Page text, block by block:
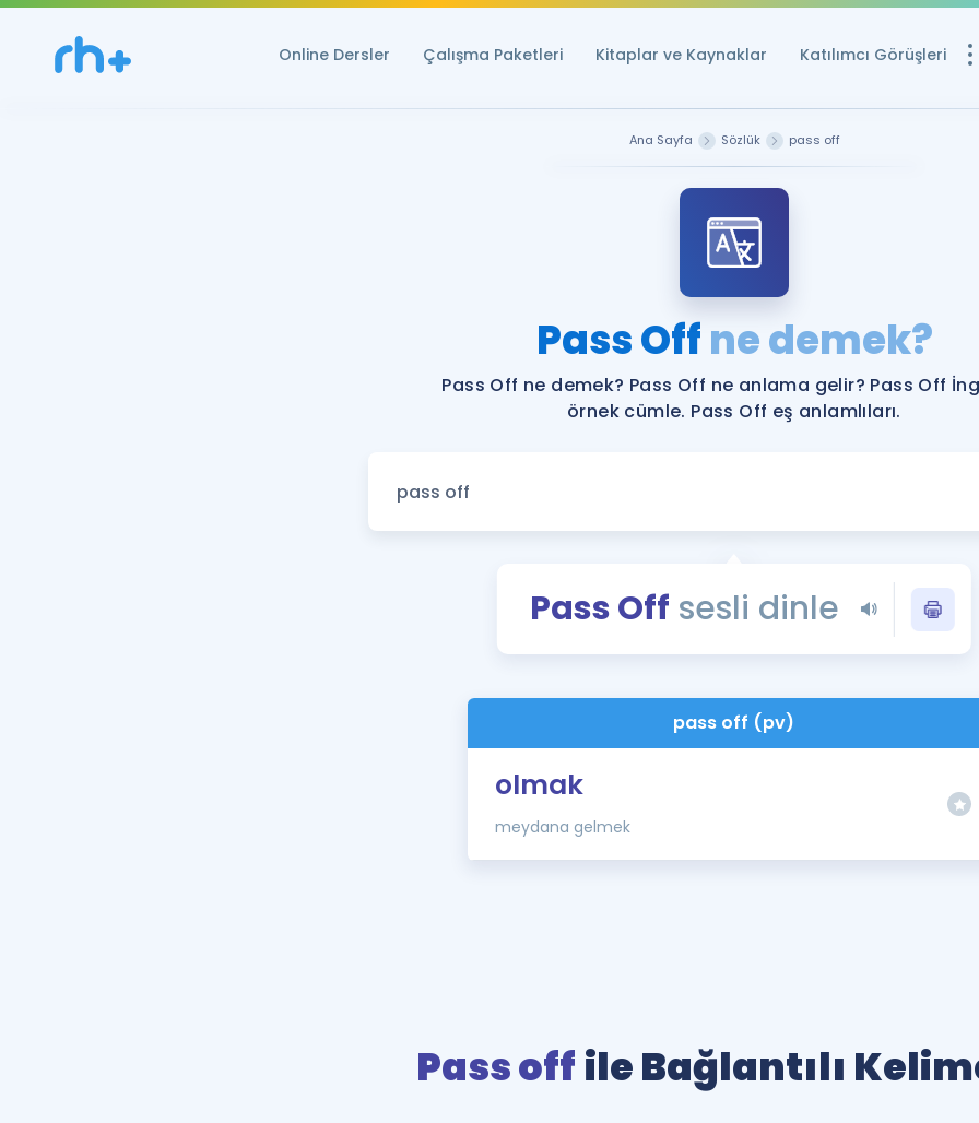
Online Dersler Çalışma Paketleri Kitaplar ve Kaynaklar Katılımcı Görüşleri
YDS ve YÖKDİL
Rehberlik Aracı
YDS ve YÖKDİL'e
Tüm ÖSYM
YDS - YÖKDİL
İngilizce Gramer
Ana Sayfa Sözlük pass off
Pass Offne demek?
Pass Off ne demek? Pass Off ne anlama gelir? Pass Off
örnek cümle. Pass Off eş anlamlıları.
Pass Off sesli dinle
pass off (pv)
olmak
meydana gelmek
Pass off ile Bağlantılı